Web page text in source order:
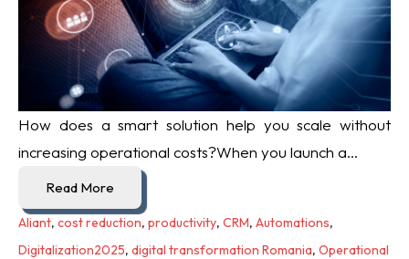
How does a smart solution help you scale without
increasing operational costs?When you launch a...
Read More
Aliant, cost reduction, productivity, CRM, Automations,
Digitalization2025, digital transformation Romania, Operational